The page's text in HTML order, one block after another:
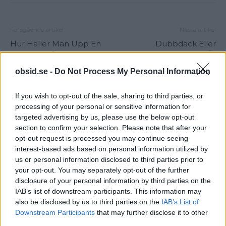
obsid.se - Do Not Process My Personal Information
If you wish to opt-out of the sale, sharing to third parties, or
processing of your personal or sensitive information for
targeted advertising by us, please use the below opt-out
section to confirm your selection. Please note that after your
opt-out request is processed you may continue seeing
interest-based ads based on personal information utilized by
us or personal information disclosed to third parties prior to
your opt-out. You may separately opt-out of the further
disclosure of your personal information by third parties on the
IAB’s list of downstream participants. This information may
also be disclosed by us to third parties on the IAB’s List of
Downstream Participants that may further disclose it to other
Hur Häller Man Upp En
Guinness Så Att Den Blir
Dubbdäck Eller
Friktionsdäck? Vad Är
Säkrast Egentligen?
Sebastian
Allt från personlig utveckling till sköna sneakers är intressant!
Kvalitetstid för mig är en kall, ljus, amerikansk öl i solen på en
uteservering, gärna "i goda vänners lag" om man nu skall
slänga in något klyschigt också.